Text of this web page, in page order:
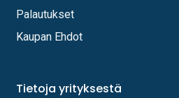
Palautukset
Kaupan Ehdot
Tietoja yrityksestä